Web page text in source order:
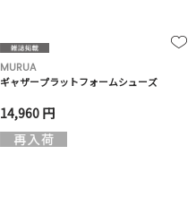
MURUA
ギャザープラットフォームシューズ
14,960 円